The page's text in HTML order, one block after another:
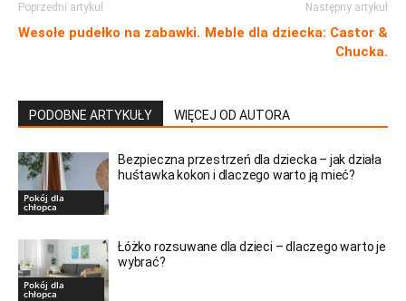
Poprzedni artykuł
Wesołe pudełko na zabawki.
Następny artykuł
Meble dla dziecka: Castor &
Chucka.
PODOBNE ARTYKUŁY WIĘCEJ OD AUTORA
Pokój dla
chłopca
Bezpieczna przestrzeń dla dziecka – jak działa
huśtawka kokon i dlaczego warto ją mieć?
Pokój dla
chłopca
Łóżko rozsuwane dla dzieci – dlaczego warto je
wybrać?